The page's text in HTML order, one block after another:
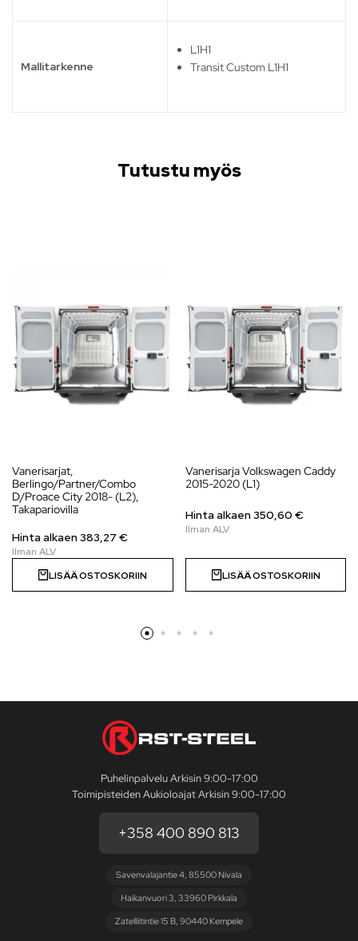
Mallitarkenne
L1H1
Transit Custom L1H1
Tutustu myös
Vanerisarjat,
Berlingo/Partner/Combo
D/Proace City 2018- (L2),
Takapariovilla
Hinta alkaen383,27 €
LISÄÄ OSTOSKORIIN
Vanerisarja Volkswagen Caddy
2015-2020 (L1)
Hinta alkaen350,60 €
LISÄÄ OSTOSKORIIN
Puhelinpalvelu Arkisin 9:00-17:00
Toimipisteiden Aukioloajat Arkisin 9:00-17:00
+358 400 890 813
Savenvalajantie 4, 85500 Nivala
Haikanvuori 3, 33960 Pirkkala
Zatelliitintie 15 B, 90440 Kempele